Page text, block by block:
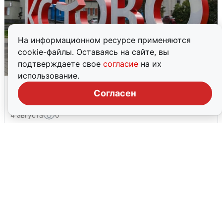
На информационном ресурсе применяются
cookie-файлы. Оставаясь на сайте, вы
подтверждаете свое согласие на их
использование.
Согласен
Грохот в небе разбудил жителей
Кстова
4 августа 0